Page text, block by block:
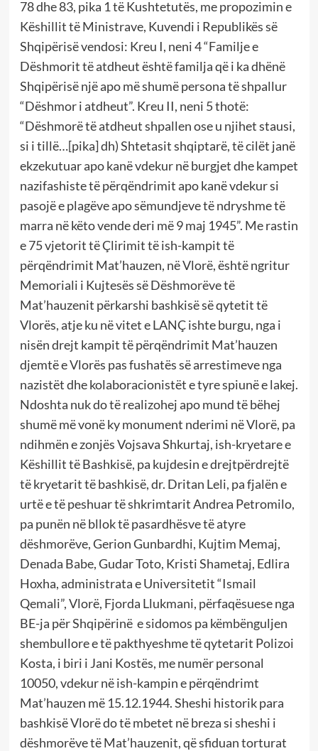
78 dhe 83, pika 1 të Kushtetutës, me propozimin e
Këshillit të Ministrave, Kuvendi i Republikës së
Shqipërisë vendosi: Kreu I, neni 4 “Familje e
Dëshmorit të atdheut është familja që i ka dhënë
Shqipërisë një apo më shumë persona të shpallur
“Dëshmor i atdheut”. Kreu II, neni 5 thotë:
“Dëshmorë të atdheut shpallen ose u njihet stausi,
si i tillë…[pika] dh) Shtetasit shqiptarë, të cilët janë
ekzekutuar apo kanë vdekur në burgjet dhe kampet
nazifashiste të përqëndrimit apo kanë vdekur si
pasojë e plagëve apo sëmundjeve të ndryshme të
marra në këto vende deri më 9 maj 1945”. Me rastin
e 75 vjetorit të Çlirimit të ish-kampit të
përqëndrimit Mat’hauzen, në Vlorë, është ngritur
Memoriali i Kujtesës së Dëshmorëve të
Mat’hauzenit përkarshi bashkisë së qytetit të
Vlorës, atje ku në vitet e LANÇ ishte burgu, nga i
nisën drejt kampit të përqëndrimit Mat’hauzen
djemtë e Vlorës pas fushatës së arrestimeve nga
nazistët dhe kolaboracionistët e tyre spiunë e lakej.
Ndoshta nuk do të realizohej apo mund të bëhej
shumë më vonë ky monument nderimi në Vlorë, pa
ndihmën e zonjës Vojsava Shkurtaj, ish-kryetare e
Këshillit të Bashkisë, pa kujdesin e drejtpërdrejtë
të kryetarit të bashkisë, dr. Dritan Leli, pa fjalën e
urtë e të peshuar të shkrimtarit Andrea Petromilo,
pa punën në bllok të pasardhësve të atyre
dëshmorëve, Gerion Gunbardhi, Kujtim Memaj,
Denada Babe, Gudar Toto, Kristi Shametaj, Edlira
Hoxha, administrata e Universitetit “Ismail
Qemali”, Vlorë, Fjorda Llukmani, përfaqësuese nga
BE-ja për Shqipërinë e sidomos pa këmbënguljen
shembullore e të pakthyeshme të qytetarit Polizoi
Kosta, i biri i Jani Kostës, me numër personal
10050, vdekur në ish-kampin e përqëndrimt
Mat’hauzen më 15.12.1944. Sheshi historik para
bashkisë Vlorë do të mbetet në breza si sheshi i
dëshmorëve të Mat’hauzenit, që sfiduan torturat